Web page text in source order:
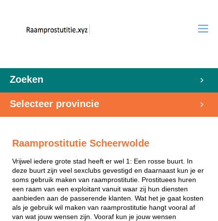
Zoeken
Selecteer provincie
Raamprostitutie Scheerwolde
Vrijwel iedere grote stad heeft er wel 1: Een rosse buurt. In
deze buurt zijn veel sexclubs gevestigd en daarnaast kun je er
soms gebruik maken van raamprostitutie. Prostituees huren
een raam van een exploitant vanuit waar zij hun diensten
aanbieden aan de passerende klanten. Wat het je gaat kosten
als je gebruik wil maken van raamprostitutie hangt vooral af
van wat jouw wensen zijn. Vooraf kun je jouw wensen